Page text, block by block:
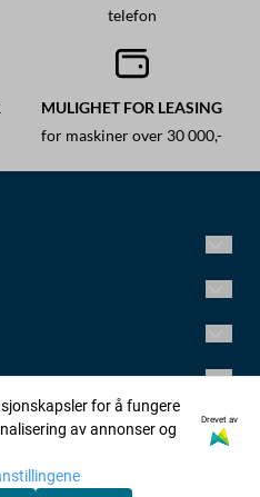
telefon
MULIGHET FOR LEASING
for maskiner over 30 000,-
høytrykksspylere til store
for å fungere
av annonser og
Drevet av